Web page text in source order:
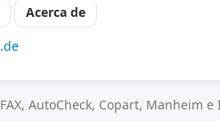
Acerca de
AutoCheck, Copart,